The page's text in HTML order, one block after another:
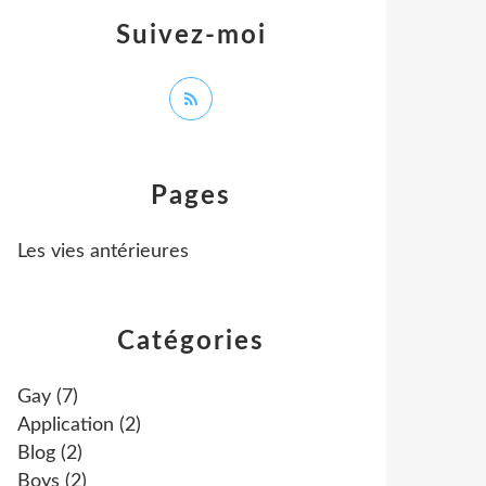
Catégories
Gay (7)
Application (2)
Blog (2)
Boys (2)
Pages
Les vies antérieures
Suivez-moi